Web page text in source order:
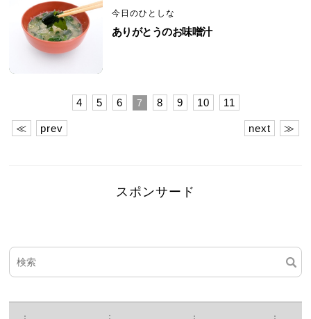
今日のひとしな
ありがとうのお味噌汁
≪ prev
4 5 6 7 8 9 10 11
next ≫
スポンサード